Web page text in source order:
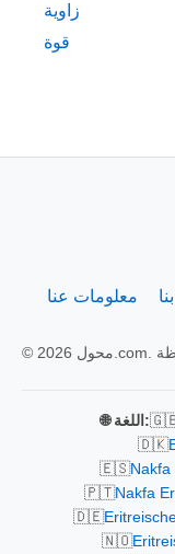
زاوية
قوة
معلومات عنا
🌐 اللغة:
🇩🇰
🇪🇸Nakfa
🇵🇹Nakfa
🇩🇪
🇳🇴